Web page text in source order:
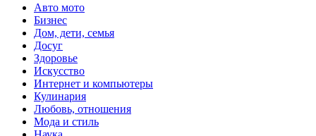
Авто мото
Бизнес
Дом, дети, семья
Досуг
Здоровье
Искусство
Интернет и компьютеры
Кулинария
Любовь, отношения
Мода и стиль